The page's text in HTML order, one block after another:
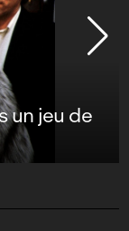
un jeu de